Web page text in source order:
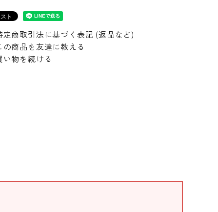
定商取引法に基づく表記 (返品など)
の商品を友達に教える
い物を続ける